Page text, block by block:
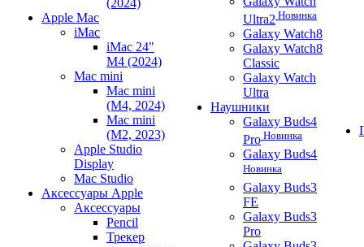
(2024)
Apple Mac
iMac
iMac 24"
M4 (2024)
Mac mini
Mac mini
(M4, 2024)
Mac mini
(M2, 2023)
Apple Studio
Display
Mac Studio
Аксессуары Apple
Аксессуары
Pencil
Трекер
Ultra2 Новинка
Galaxy Watch8
Galaxy Watch8
Classic
Galaxy Watch
Ultra
Наушники
Galaxy Buds4
Pro Новинка
Galaxy Buds4
Новинка
Galaxy Buds3
FE
Galaxy Buds3
Pro